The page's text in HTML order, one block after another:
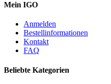
Mein IGO
Anmelden
Bestellinformationen
Kontakt
FAQ
Beliebte Kategorien